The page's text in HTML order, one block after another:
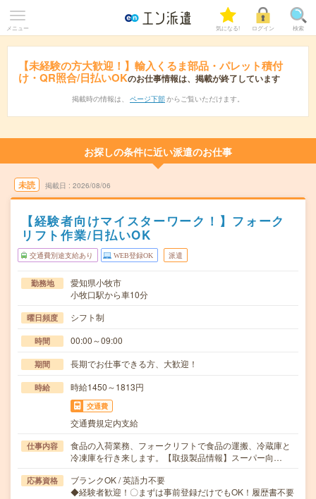
メニュー 気になる! ログイン 検索
【未経験の方大歓迎！】輸入くるま部品・パレット積付
け・QR照合/日払いOKのお仕事情報は、掲載が終了しています
掲載時の情報は、 ページ下部 からご覧いただけます。
お探しの条件に近い派遣のお仕事
未読 掲載日 2026/08/06
【経験者向けマイスターワーク！】フォーク
リフト作業/日払いOK
交通費別途支給あり WEB登録OK 派遣
勤務地
愛知県小牧市
小牧口駅から車10分
曜日頻度 シフト制
時間 00:00～09:00
期間 長期でお仕事できる方、大歓迎！
時給 時給1450～1813円
交通費
交通費規定内支給
仕事内容
食品の入荷業務、フォークリフトで食品の運搬、冷蔵庫と
冷凍庫を行き来します。【取扱製品情報】スーパー向…
応募資格
ブランクOK / 英語力不要
◆経験者歓迎！〇まずは事前登録だけでもOK！履歴書不要